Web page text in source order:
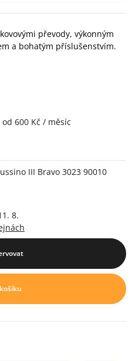
převody, výkonným
a bohatým příslušenstvím.
600 Kč / měsíc
III Bravo 3023 90010
8.